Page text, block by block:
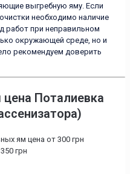
выгребную яму. Если
необходимо наличие
работ при неправильном
окружающей среде, но и
рекомендуем доверить
Поталиевка
ям цена от 300 грн
грн